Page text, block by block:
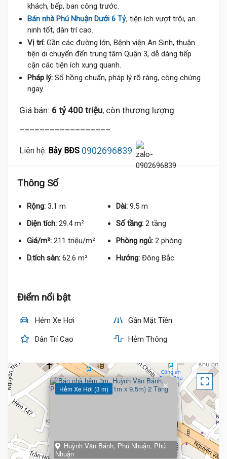
khách, bếp, ban công trước.
Bán nhà Phú Nhuận Dưới 6 Tỷ, tiện ích vượt trội, an
ninh tốt, dân trí cao.
Vị trí: Gần các đường lớn, Bệnh viện An Sinh, thuận
tiện di chuyển đến trung tâm Quận 3, dễ dàng tiếp
cận các tiện ích xung quanh.
Pháp lý: Sổ hồng chuẩn, pháp lý rõ ràng, công chứng
ngay.
Giá bán: 6 tỷ 400 triệu, còn thương lượng
Liên hệ: Bảy BĐS 0902696839
Thông Số
Rộng: 3.1 m Dài: 9.5 m
Diện tích: 29.4 m² Số tầng: 2 tầng
Giá/m²: 211 triệu/m² Phòng ngủ: 2 phòng
D.tích sàn: 62.6 m² Hướng: Đông Bắc
Điểm nổi bật
Hẻm Xe Hơi Gần Mặt Tiền
Dân Trí Cao Hẻm Thông
6.3 Tỷ
Hẻm Xe Hơi (3 m)
Huỳnh Văn Bánh, Phú Nhuận, Phú
Nhuận
×